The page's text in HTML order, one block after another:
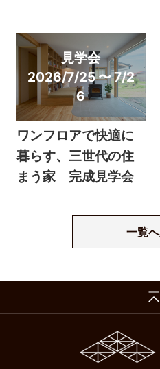
見学会
2026/7/25 〜 7/2
6
ワンフロアで快適に
暮らす、三世代の住
まう家 完成見学会
一覧